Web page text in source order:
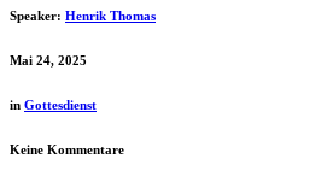
Speaker: Henrik Thomas
Mai 24, 2025
in Gottesdienst
Keine Kommentare